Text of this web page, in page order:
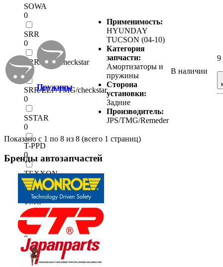
SOWA
0
SRR
0
SRR/EEP/Checkstar
0
SRR/EEP/TMG/checkstar
0
SSTAR
0
T-PPD
0
TEXXON
0
TMG
0
TOYOTA (Оригинал)
0
Uniflow
Пружины
Применимость:
HYUNDAY
TUCSON (04-10)
Категория
запчасти:
Амортизаторы и
пружины
Сторона
установки:
Задние
Производитель:
JPS/TMG/Remeder
В наличии
9
Показано с 1 по 8 из 8 (всего 1 страниц)
Бренды автозапчастей